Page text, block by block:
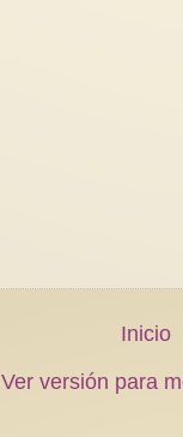
Inicio
Ver versión para